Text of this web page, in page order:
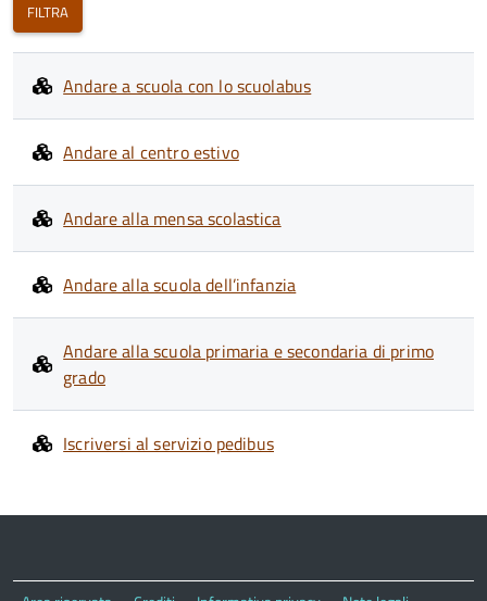
Andare a scuola con lo scuolabus
Andare al centro estivo
Andare alla mensa scolastica
Andare alla scuola dell’infanzia
Andare alla scuola primaria e secondaria di primo
grado
Iscriversi al servizio pedibus